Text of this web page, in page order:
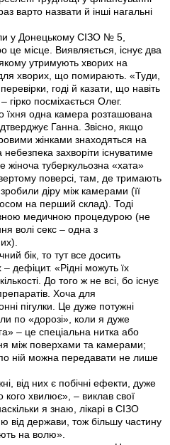
варто назвати й інші нагальні
у Донецькому СІЗО № 5,
це місце. Виявляється, існує два
утримують хворих на
хворих, що помирають. «Туди,
годі й казати, що навіть
гірко посміхається Олег.
їхня одна камера розташована
Ганна. Звісно, якщо
жінками знаходяться на
захворіти існуватиме
туберкульозна «хата»
поверсі, там, де тримають
діру між камерами (її
на перший склад). Тоді
медичною процедурою (не
волі секс – одна з
бік, то тут все досить
дефіцит. «Рідні можуть їх
До того ж не всі, бо існує
Хоча для
пігулки. Це дуже потужні
по «дорозі», коли я дуже
– це спеціальна нитка або
між поверхами та камерами;
по ній можна передавати не лише
від них є побічні ефекти, дуже
хвилює», – виклав свої
я знаю, лікарі в СІЗО
від держави, тож більшу частину
на волю».